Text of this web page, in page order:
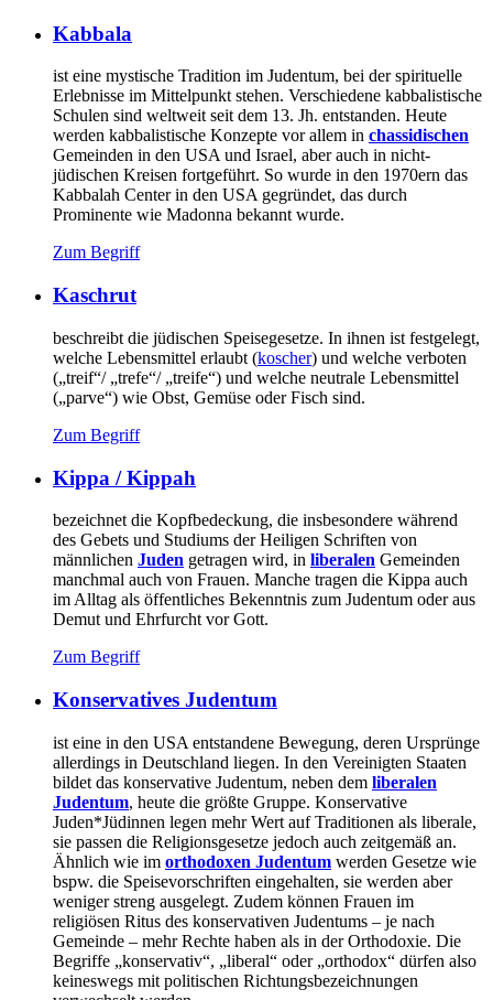
Kabbala
ist eine mystische Tradition im Judentum, bei der spirituelle
Erlebnisse im Mittelpunkt stehen. Verschiedene kabbalistische
Schulen sind weltweit seit dem 13. Jh. entstanden. Heute
werden kabbalistische Konzepte vor allem in chassidischen
Gemeinden in den USA und Israel, aber auch in nicht-
jüdischen Kreisen fortgeführt. So wurde in den 1970ern das
Kabbalah Center in den USA gegründet, das durch
Prominente wie Madonna bekannt wurde.
Zum Begriff
Kaschrut
beschreibt die jüdischen Speisegesetze. In ihnen ist festgelegt,
welche Lebensmittel erlaubt (koscher) und welche verboten
(„treif“/ „trefe“/ „treife“) und welche neutrale Lebensmittel
(„parve“) wie Obst, Gemüse oder Fisch sind.
Zum Begriff
Kippa / Kippah
bezeichnet die Kopfbedeckung, die insbesondere während
des Gebets und Studiums der Heiligen Schriften von
männlichen Juden getragen wird, in liberalen Gemeinden
manchmal auch von Frauen. Manche tragen die Kippa auch
im Alltag als öffentliches Bekenntnis zum Judentum oder aus
Demut und Ehrfurcht vor Gott.
Zum Begriff
Konservatives Judentum
ist eine in den USA entstandene Bewegung, deren Ursprünge
allerdings in Deutschland liegen. In den Vereinigten Staaten
bildet das konservative Judentum, neben dem liberalen
Judentum, heute die größte Gruppe. Konservative
Juden*Jüdinnen legen mehr Wert auf Traditionen als liberale,
sie passen die Religionsgesetze jedoch auch zeitgemäß an.
Ähnlich wie im orthodoxen Judentum werden Gesetze wie
bspw. die Speisevorschriften eingehalten, sie werden aber
weniger streng ausgelegt. Zudem können Frauen im
religiösen Ritus des konservativen Judentums – je nach
Gemeinde – mehr Rechte haben als in der Orthodoxie. Die
Begriffe „konservativ“, „liberal“ oder „orthodox“ dürfen also
keineswegs mit politischen Richtungsbezeichnungen